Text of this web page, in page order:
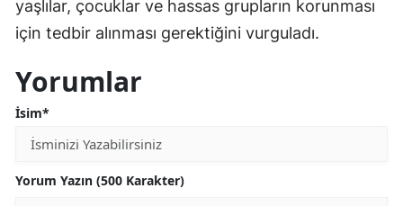
İzmir
Kars
yaşlılar, çocuklar ve hassas grupların korunması
için tedbir alınması gerektiğini vurguladı.
Yorumlar
İsim*
Yorum Yazın (500 Karakter)